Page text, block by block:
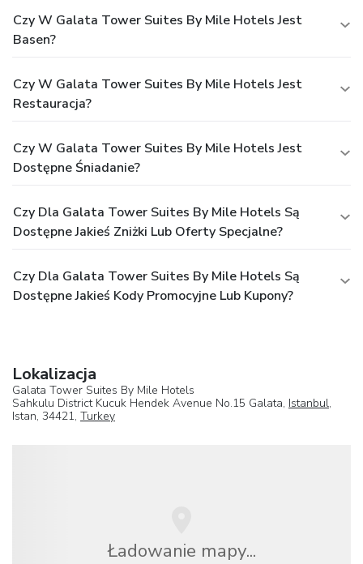
Czy W Galata Tower Suites By Mile Hotels Jest
Basen?
Czy W Galata Tower Suites By Mile Hotels Jest
Restauracja?
Czy W Galata Tower Suites By Mile Hotels Jest
Dostępne Śniadanie?
Czy Dla Galata Tower Suites By Mile Hotels Są
Dostępne Jakieś Zniżki Lub Oferty Specjalne?
Czy Dla Galata Tower Suites By Mile Hotels Są
Dostępne Jakieś Kody Promocyjne Lub Kupony?
Lokalizacja
Galata Tower Suites By Mile Hotels
Sahkulu District Kucuk Hendek Avenue No.15 Galata, Istanbul,
Istan, 34421, Turkey
Ładowanie mapy...